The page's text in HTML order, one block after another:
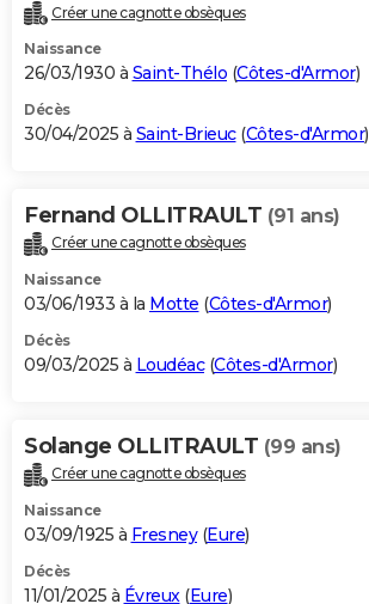
Créer une cagnotte obsèques
Naissance
26/03/1930 à Saint-Thélo (Côtes-d'Armor)
Décès
30/04/2025 à Saint-Brieuc(Côtes-d'Armor)
Fernand OLLITRAULT (91 ans)
Créer une cagnotte obsèques
Naissance
03/06/1933 à la Motte (Côtes-d'Armor)
Décès
09/03/2025 à Loudéac(Côtes-d'Armor)
Solange OLLITRAULT (99 ans)
Créer une cagnotte obsèques
Naissance
03/09/1925 à Fresney(Eure)
Décès
11/01/2025 à Évreux(Eure)